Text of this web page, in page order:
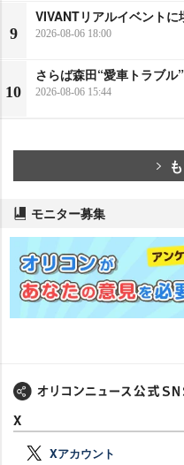
9
VIVANTリアルイベントに
2026-08-06 18:00
10
さらば森田“愛車トラブル
2026-08-06 15:44
モニター募集
X
Xアカウント